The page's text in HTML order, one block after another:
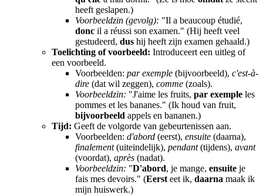
heeft geslapen.)
Voorbeeldzin (gevolg): "Il a beaucoup étudié,
donc il a réussi son examen." (Hij heeft veel
gestudeerd, dus hij heeft zijn examen gehaald.)
Toelichting of voorbeeld: Introduceert een uitleg of
een voorbeeld.
Voorbeelden: par exemple (bijvoorbeeld), c'est-à-
dire (dat wil zeggen), comme (zoals).
Voorbeeldzin: "J'aime les fruits, par exemple les
pommes et les bananes." (Ik houd van fruit,
bijvoorbeeld appels en bananen.)
Tijd: Geeft de volgorde van gebeurtenissen aan.
Voorbeelden: d'abord (eerst), ensuite (daarna),
finalement(uiteindelijk), pendant(tijdens), avant
(voordat), après (nadat).
Voorbeeldzin: "D'abord, je mange, ensuite je
fais mes devoirs." (Eerst eet ik, daarna maak ik
mijn huiswerk.)